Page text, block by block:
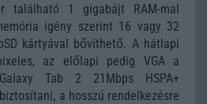
található 1 gigabájt RAM-mal
igény szerint 16 vagy 32
kártyával bővíthető. A hátlapi
az előlapi pedig VGA a
Tab 2 21Mbps HSPA+
a hosszú rendelkezésre